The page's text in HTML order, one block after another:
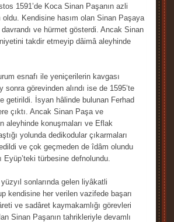
1591’de Koca Sinan Paşanın azli
Kendisine hasım olan Sinan Paşaya
ve hürmet gösterdi. Ancak Sinan
takdir etmeyip dâimâ aleyhinde
esnafı ile yeniçerilerin kavgası
görevinden alındı ise de 1595’te
getirildi. İsyan hâlinde bulunan Ferhad
çıktı. Ancak Sinan Paşa ve
aleyhinde konuşmaları ve Eflak
yolunda dedikodular çıkarmaları
ve çok geçmeden de îdâm olundu
Eyüp’teki türbesine defnolundu.
sonlarında gelen liyâkatli
kendisine her verilen vazifede başarı
ve sadâret kaymakamlığı görevleri
Sinan Paşanın tahrikleriyle devamlı